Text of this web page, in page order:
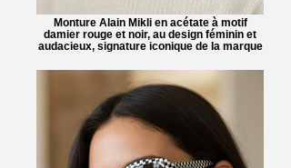
Monture Alain Mikli en acétate à motif
damier rouge et noir, au design féminin et
audacieux, signature iconique de la marque